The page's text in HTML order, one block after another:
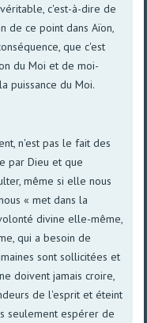
c'est-à-dire de
de ce point dans Aïon,
que c'est
du Moi et de moi-
puissance du Moi.
n'est pas le fait des
par Dieu et que
même si elle nous
« met dans la
divine elle-même,
qui a besoin de
sont sollicitées et
doivent jamais croire,
de l'esprit et éteint
seulement espérer de